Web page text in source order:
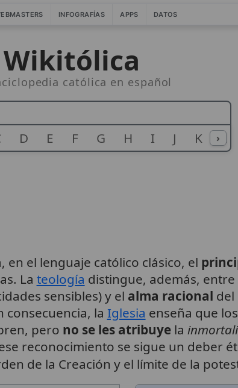
INFOGRAFÍAS APPS DATOS
Wikitólica
católica en español
D E F G H I J K L
›
en el lenguaje católico clásico, el
La teología distingue, además, entre
sensibles) y el alma racional del
la Iglesia enseña que
pero no se les atribuyela
reconocimiento se sigue un deber
de la Creación y el límite de la